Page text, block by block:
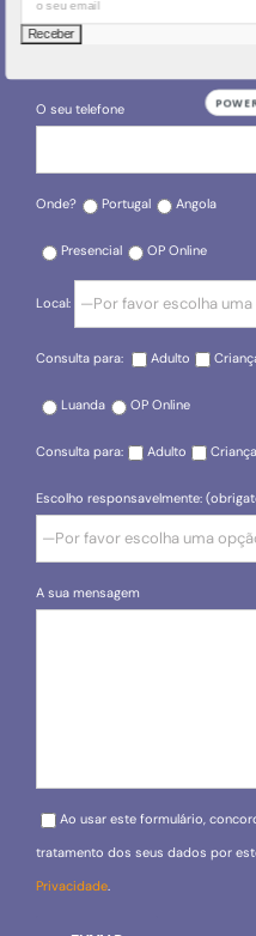
O seu email
O seu telefone
Onde? Portugal Angola
Presencial OP Online
Local:
Consulta para: Adulto
Luanda OP Online
Consulta para: Adulto Criança
Escolho responsavelmente:
A sua mensagem
Please leave this field empty.
Ao usar este formulário,
tratamento dos seus dados por
Privacidade.